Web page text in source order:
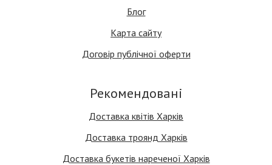
Блог
Карта сайту
Договір публічної оферти
Рекомендовані
Доставка квітів Харків
Доставка троянд Харків
Доставка букетів нареченої Харків